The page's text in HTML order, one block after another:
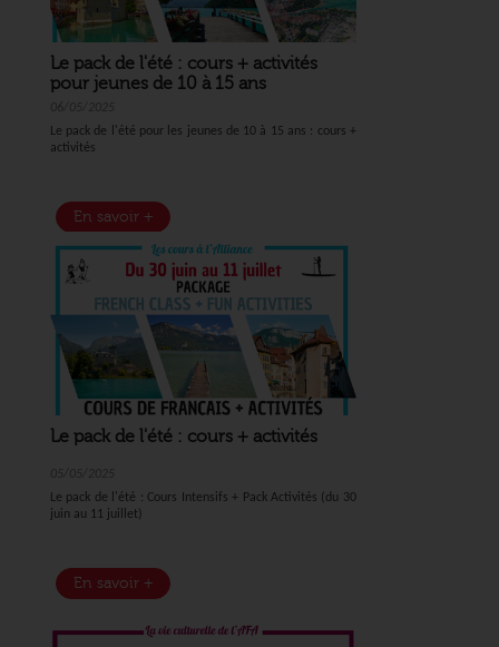
Le pack de l'été : cours + activités
pour jeunes de 10 à 15 ans
06/05/2025
Le pack de l'été pour les jeunes de 10 à 15 ans : cours +
activités
En savoir +
Le pack de l'été : cours + activités
05/05/2025
Le pack de l'été : Cours Intensifs + Pack Activités (du 30
juin au 11 juillet)
En savoir +